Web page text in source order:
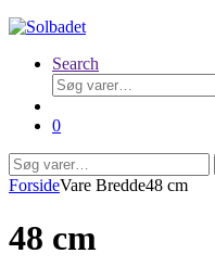
Search
Søg
efter:
0
Søg
efter:
ForsideVare Bredde48 cm
48 cm